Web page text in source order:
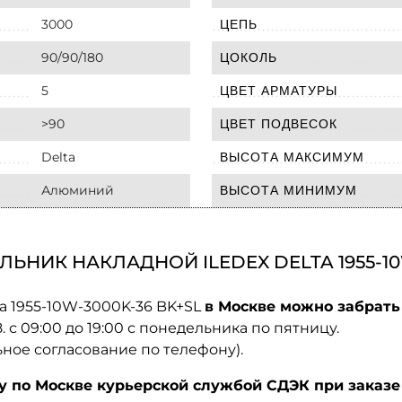
3000
90/90/180
5
>90
Delta
Алюминий
ЦЕПЬ
ЦОКОЛЬ
ЦВЕТ АРМАТУРЫ
ЦВЕТ ПОДВЕСОК
ВЫСОТА МАКСИМУМ
ВЫСОТА МИНИМУМ
НАКЛАДНОЙ ILEDEX DELTA 1955-
10W-3000K-36 BK+SL в Москве можно
с 09:00 до 19:00 с понедельника по пятницу.
согласование по телефону).
Москве курьерской службой СДЭК при заказе